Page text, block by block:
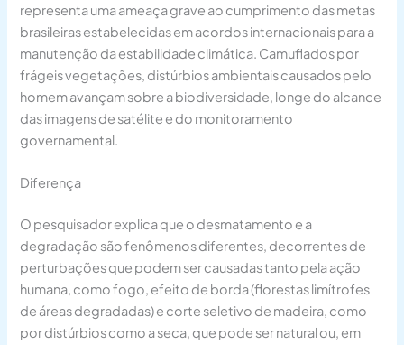
representa uma ameaça grave ao cumprimento das metas
brasileiras estabelecidas em acordos internacionais para a
manutenção da estabilidade climática. Camuflados por
frágeis vegetações, distúrbios ambientais causados pelo
homem avançam sobre a biodiversidade, longe do alcance
das imagens de satélite e do monitoramento
governamental.
Diferença
O pesquisador explica que o desmatamento e a
degradação são fenômenos diferentes, decorrentes de
perturbações que podem ser causadas tanto pela ação
humana, como fogo, efeito de borda (florestas limítrofes
de áreas degradadas) e corte seletivo de madeira, como
por distúrbios como a seca, que pode ser natural ou, em